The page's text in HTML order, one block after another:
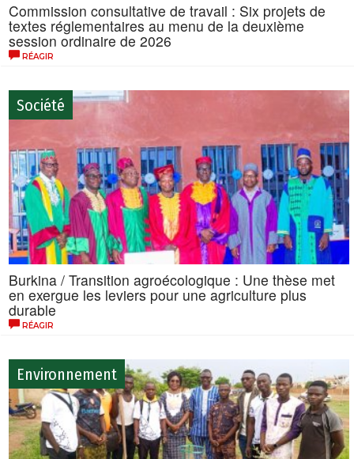
Commission consultative de travail : Six projets de
textes réglementaires au menu de la deuxième
session ordinaire de 2026
RÉAGIR
Société
Burkina / Transition agroécologique : Une thèse met
en exergue les leviers pour une agriculture plus
durable
RÉAGIR
Environnement